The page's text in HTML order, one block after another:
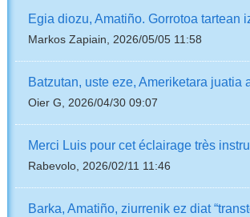
Egia diozu, Amatiño. Gorrotoa tartean
Markos Zapiain, 2026/05/05 11:58
Batzutan, uste eze, Ameriketara juatia
Oier G, 2026/04/30 09:07
Merci Luis pour cet éclairage très
Rabevolo, 2026/02/11 11:46
Barka, Amatiño, ziurrenik ez diat